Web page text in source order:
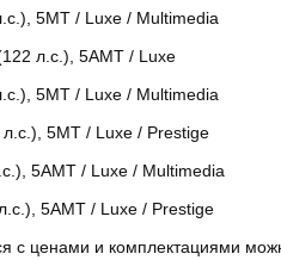
5МТ / Luxe / Multimedia
л.с.), 5АМТ / Luxe
5МТ / Luxe / Multimedia
л.с.), 5МТ / Luxe / Prestige
5АМТ / Luxe / Multimedia
5АМТ / Luxe / Prestige
с ценами и комплектациями